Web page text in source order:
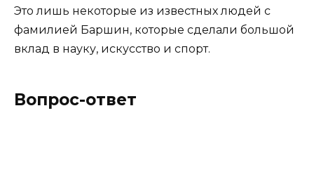
Это лишь некоторые из известных людей с
фамилией Баршин, которые сделали большой
вклад в науку, искусство и спорт.
Вопрос-ответ